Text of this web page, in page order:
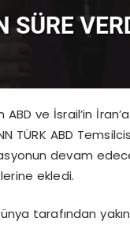
ve İsrail’in
ABD
devam
ekledi.
tarafından